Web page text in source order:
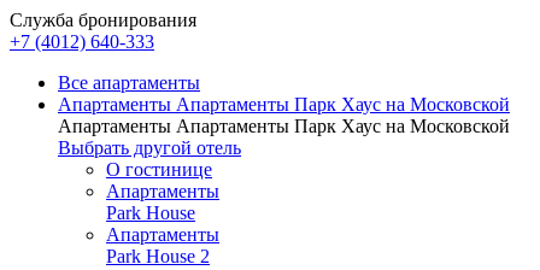
Служба бронирования
+7 (4012) 640-333
Все апартаменты
Апартаменты Апартаменты Парк Хаус на Московской
Апартаменты Апартаменты Парк Хаус на Московской
Выбрать другой отель
О гостинице
Апартаменты
Park House
Апартаменты
Park House 2